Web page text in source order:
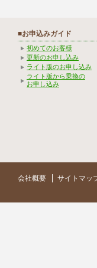
■お申込みガイド
初めてのお客様
更新のお申し込み
ライト版のお申し込み
ライト版から乗換の
お申し込み
会社概要 サイトマッ